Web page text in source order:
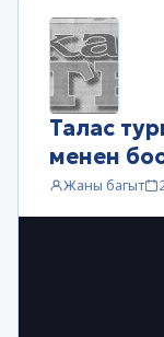
Талас
менен
Жаны багыт